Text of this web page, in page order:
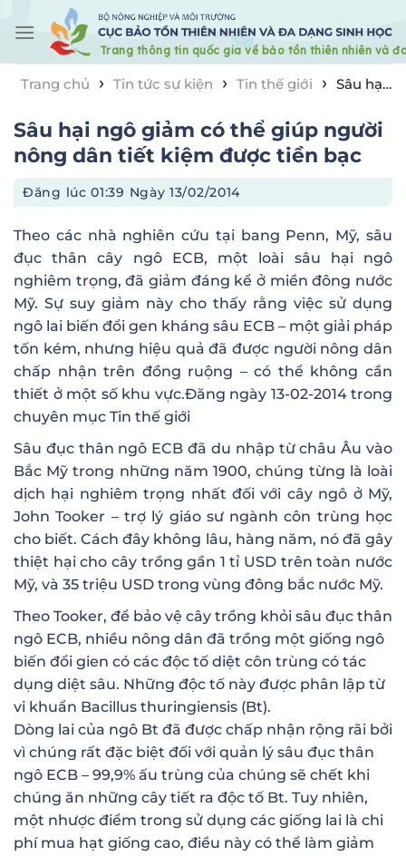
content
Trang chủ
› Tin tức sự kiện › Tin thế giới › Sâu hại
tiền bạc
Sâu hại ngô giảm có thể giúp người
nông dân tiết kiệm được tiền bạc
Đăng lúc01:39 Ngày 13/02/2014
Theo các nhà nghiên cứu tại bang Penn, Mỹ, sâu
đục thân cây ngô ECB, một loài sâu hại ngô
nghiêm trọng, đã giảm đáng kể ở miền đông nước
Mỹ. Sự suy giảm này cho thấy rằng việc sử dụng
ngô lai biến đổi gen kháng sâu ECB – một giải pháp
tốn kém, nhưng hiệu quả đã được người nông dân
chấp nhận trên đồng ruộng – có thể không cần
thiết ở một số khu vực.Đăng ngày 13-02-2014trong
chuyên mục Tin thế giới
Sâu đục thân ngô ECB đã du nhập từ châu Âu vào
Bắc Mỹ trong những năm 1900, chúng từng là loài
dịch hại nghiêm trọng nhất đối với cây ngô ở Mỹ,
John Tooker – trợ lý giáo sư ngành côn trùng học
cho biết. Cách đây không lâu, hàng năm, nó đã gây
thiệt hại cho cây trồng gần 1 tỉ USD trên toàn nước
Mỹ, và 35 triệu USD trong vùng đông bắc nước Mỹ.
Theo Tooker, để bảo vệ cây trồng khỏi sâu đục thân
ngô ECB, nhiều nông dân đã trồng một giống ngô
biến đổi gien có các độc tố diệt côn trùng có tác
dụng diệt sâu. Những độc tố này được phân lập từ
vi khuẩn Bacillus thuringiensis (Bt).
Dòng lai của ngô Bt đã được chấp nhận rộng rãi bởi
vì chúng rất đặc biệt đối với quản lý sâu đục thân
ngô ECB – 99,9% ấu trùng của chúng sẽ chết khi
chúng ăn những cây tiết ra độc tố Bt. Tuy nhiên,
một nhược điểm trong sử dụng các giống lai là chi
phí mua hạt giống cao, điều này có thể làm giảm